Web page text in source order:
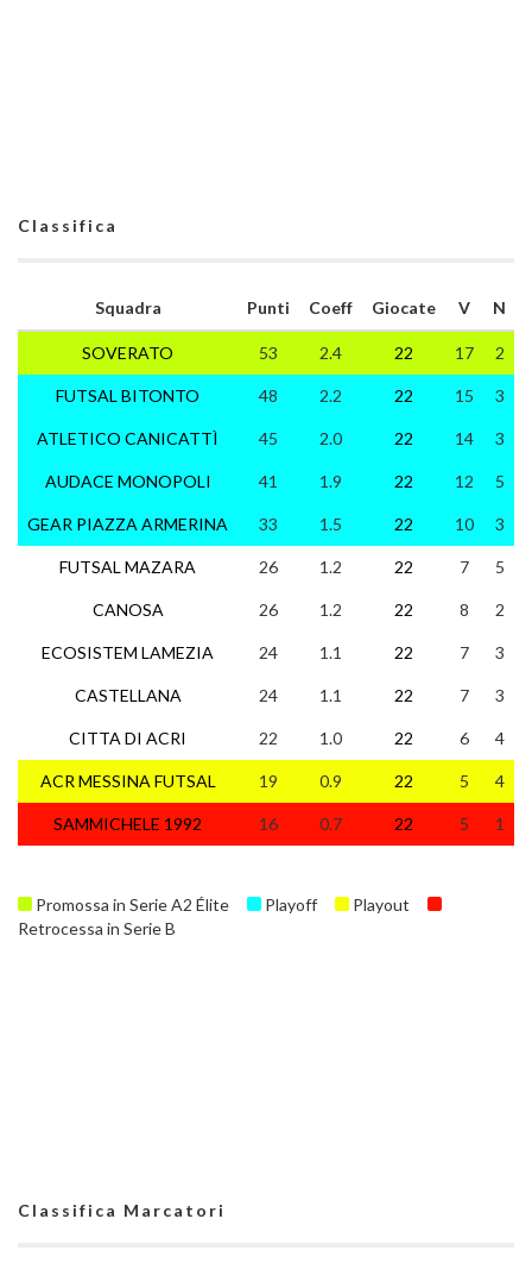
Classifica
Squadra
SOVERATO
FUTSAL BITONTO
ATLETICO CANICATTÌ
AUDACE MONOPOLI
GEAR PIAZZA ARMERINA
FUTSAL MAZARA
CANOSA
ECOSISTEM LAMEZIA
CASTELLANA
CITTA DI ACRI
ACR MESSINA FUTSAL
SAMMICHELE 1992
Punti Coeff Giocate V N
53 2.4 22 17 2
48 2.2 22 15 3
45 2.0 22 14 3
41 1.9 22 12 5
33 1.5 22 10 3
26 1.2 22 7 5
26 1.2 22 8 2
24 1.1 22 7 3
24 1.1 22 7 3
22 1.0 22 6 4
19 0.9 22 5 4
16 0.7 22 5 1
Promossa in Serie A2 Élite Playoff
Playout
Retrocessa in Serie B
Classifica Marcatori